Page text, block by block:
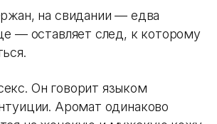
на свидании — едва
— оставляет след, к которому
Он говорит языком
Аромат одинаково